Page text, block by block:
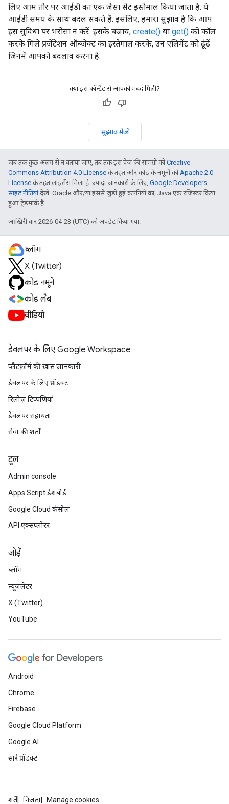
लिए आम तौर पर आईडी का एक जैसा सेट इस्तेमाल किया जाता है. ये
आईडी समय के साथ बदल सकते हैं. इसलिए, हमारा सुझाव है कि आप
इस सुविधा पर भरोसा न करें. इसके बजाय, create() या get() को कॉल
करके मिले प्रज़ेंटेशन ऑब्जेक्ट का इस्तेमाल करके, उन एलिमेंट को ढूंढें
जिनमें आपको बदलाव करना है.
क्या इस कॉन्टेंट से आपको मदद मिली?
सुझाव भेजें
जब तक कुछ अलग से न बताया जाए, तब तक इस पेज की सामग्री कोCreative
Commons Attribution 4.0 License के तहत और कोड के नमूनों कोApache 2.0
License के तहत लाइसेंस मिला है. ज़्यादा जानकारी के लिए, Google Developers
साइट नीतियांदेखें. Oracle और/या इससे जुड़ी हुई कंपनियों का, Java एक रजिस्टर किया
हुआ ट्रेडमार्क है.
आखिरी बार 2026-04-23 (UTC) को अपडेट किया गया.
ब्लॉग
X (Twitter)
कोड नमूने
कोड लैब
वीडियो
डेवलपर के लिए Google Workspace
प्लैटफ़ॉर्म की खास जानकारी
डेवलपर के लिए प्रॉडक्ट
रिलीज़ टिप्पणियां
डेवलपर सहायता
सेवा की शर्तों
टूल
Admin console
Apps Script डैशबोर्ड
Google Cloud कंसोल
API एक्सप्लोरर
जोड़ें
ब्लॉग
न्यूज़लेटर
X (Twitter)
YouTube
Android
Chrome
Firebase
Google Cloud Platform
Google AI
सारे प्रॉडक्ट
शर्तें निजता Manage cookies